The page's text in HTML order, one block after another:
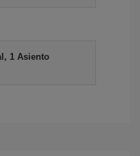
1 Asiento